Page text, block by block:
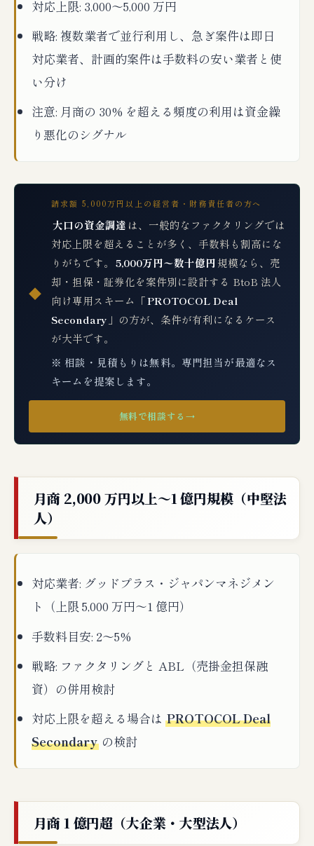
対応上限: 3,000〜5,000 万円
戦略: 複数業者で並行利用し、急ぎ案件は即日
対応業者、計画的案件は手数料の安い業者と使
い分け
注意: 月商の 30% を超える頻度の利用は資金繰
り悪化のシグナル
◆
請求額 5,000万円以上の経営者・財務責任者の方へ
大口の資金調達 は、一般的なファクタリングでは
対応上限を超えることが多く、手数料も割高にな
りがちです。 5,000万円〜数十億円規模なら、売
却・担保・証券化を案件別に設計する BtoB 法人
向け専用スキーム「PROTOCOL Deal
Secondary 」の方が、条件が有利になるケース
が大半です。
※ 相談・見積もりは無料。専門担当が最適なス
キームを提案します。
無料で相談する →
月商 2,000 万円以上〜1 億円規模（中堅法
人）
対応業者: グッドプラス・ジャパンマネジメン
ト（上限 5,000 万円〜1 億円）
手数料目安: 2〜5%
戦略: ファクタリングと ABL（売掛金担保融
資）の併用検討
対応上限を超える場合はPROTOCOL Deal
Secondary の検討
月商 1 億円超（大企業・大型法人）